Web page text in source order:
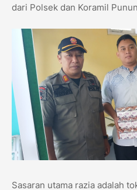
dari Polsek dan Koramil
Sasaran utama razia adalah